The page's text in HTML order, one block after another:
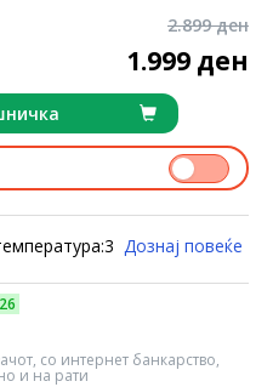
2.899 ден
1.999 ден
Дознај повеќе
со интернет банкарство,
и на рати